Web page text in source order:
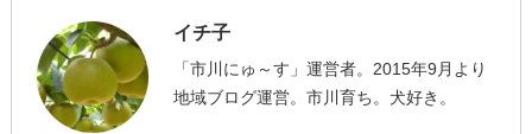
イチ子
「市川にゅ～す」運営者。2015年9月より
地域ブログ運営。市川育ち。犬好き。